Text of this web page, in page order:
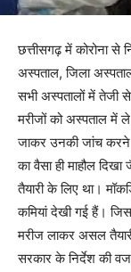
छत्तीसगढ़ में कोरोना
अस्पताल, जिला
सभी अस्पतालों में तेजी
मरीजों को अस्पताल में
जाकर उनकी जांच करने
का वैसा ही माहौल
तैयारी के लिए था।
कमियां देखी गई हैं।
मरीज लाकर असल
सरकार के निर्देश की